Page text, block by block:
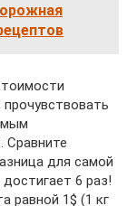
Сравните
для самой
6 раз!
равной 1$ (1 кг